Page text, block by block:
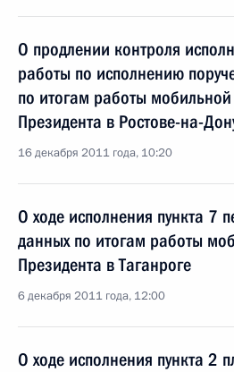
О продлении контроля
работы по исполнению
по итогам работы
Президента в Ростове-на-
16 декабря 2011 года, 10:20
О ходе исполнения пункта 7
данных по итогам работы
Президента в Таганроге
6 декабря 2011 года, 12:00
О ходе исполнения пункта 2